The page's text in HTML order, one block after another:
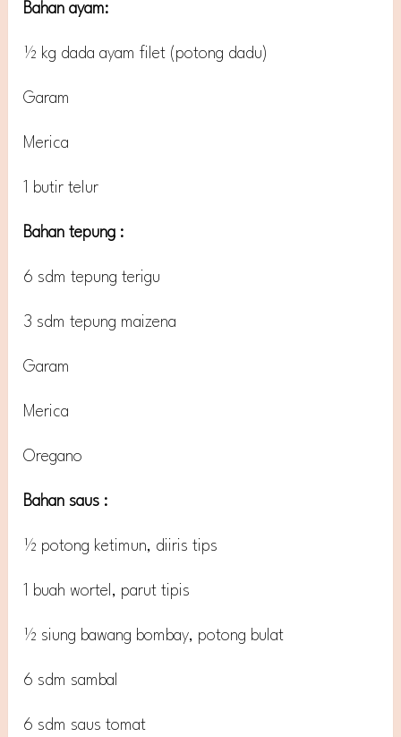
Bahan ayam:
½ kg dada ayam filet (potong dadu)
Garam
Merica
1 butir telur
Bahan tepung :
6 sdm tepung terigu
3 sdm tepung maizena
Garam
Merica
Oregano
Bahan saus :
½ potong ketimun, diiris tips
1 buah wortel, parut tipis
½ siung bawang bombay, potong bulat
6 sdm sambal
6 sdm saus tomat